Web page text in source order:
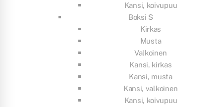
Kansi, koivupuu
Boksi S
Kirkas
Musta
Valkoinen
Kansi, kirkas
Kansi, musta
Kansi, valkoinen
Kansi, koivupuu